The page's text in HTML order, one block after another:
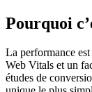
Pourquoi
La performance
Web Vitals et un
études de